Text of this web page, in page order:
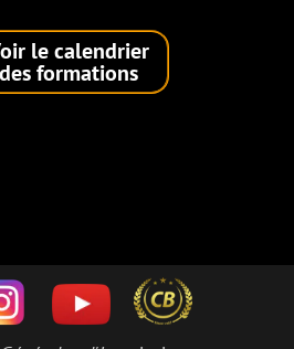
le calendrier
des formations